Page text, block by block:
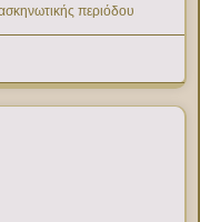
περιόδου